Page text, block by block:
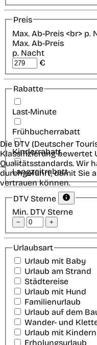
Preis
Max. Ab-Preis <br> p.
Max. Ab-Preis
p. Nacht
€
Rabatte
Last-Minute
Frühbucherrabatt
Kinderrabatt
Langzeitrabatt
DTV Sterne
Min. DTV Sterne
− +
Die DTV (Deutscher
Klassifizierung bewertet
Qualitätsstandards. Wir
durchgeführt, damit Sie
vertrauen können.
Urlaubsart
Urlaub mit Baby
Urlaub am Strand
Städtereise
Urlaub mit Hund
Familienurlaub
Urlaub auf dem
Wander- und
Urlaub mit Kindern
Erholungsurlaub